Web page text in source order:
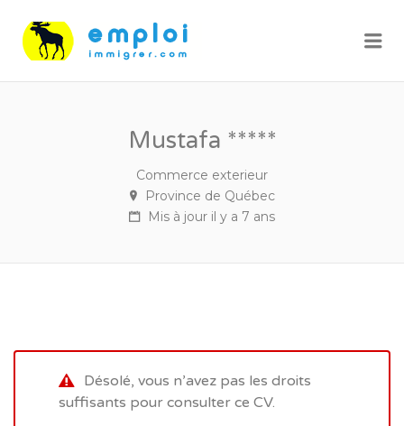
Mustafa *****
Commerce exterieur
Province de Québec
Mis à jour il y a 7 ans
Désolé, vous n’avez pas les droits
suffisants pour consulter ce CV.